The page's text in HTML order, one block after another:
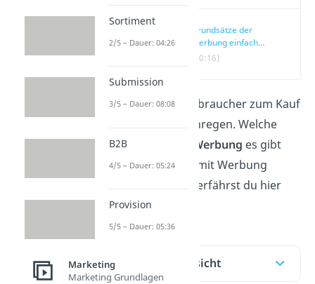
Grundsätze der
Werbung einfach
erklärt
(00:16)
Werbung soll Verbraucher zum Kauf
von Produkten anregen. Welche
Grundsätze der Werbung es gibt
und welche Ziele mit Werbung
verfolgt werden, erfährst du hier
und imVideo
Inhaltsübersicht
Sortiment
2/5 – Dauer: 04:26
Submission
3/5 – Dauer: 08:08
B2B
4/5 – Dauer: 05:24
Provision
5/5 – Dauer: 05:36
Marketing
Marketing Grundlagen